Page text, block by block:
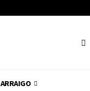
ARRAIGO